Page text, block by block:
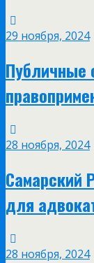
29 ноября, 2024
Публичные
28 ноября, 2024
Самарский
для
28 ноября, 2024